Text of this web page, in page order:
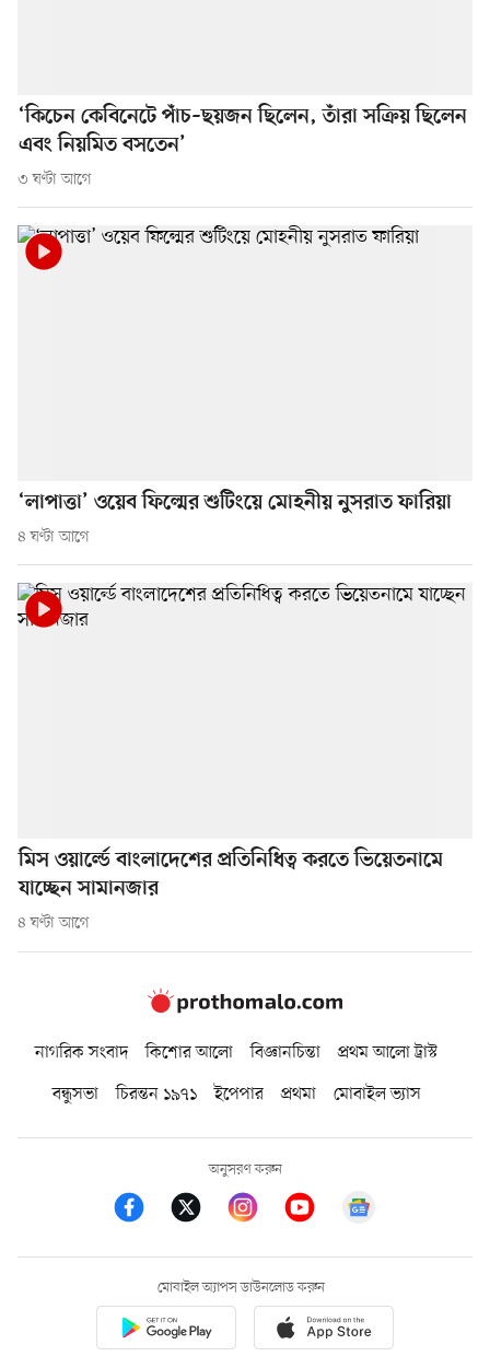
‘কিচেন কেবিনেটে পাঁচ–ছয়জন ছিলেন, তাঁরা সক্রিয় ছিলেন
এবং নিয়মিত বসতেন’
৩ ঘণ্টা আগে
‘লাপাত্তা’ ওয়েব ফিল্মের শুটিংয়ে মোহনীয় নুসরাত ফারিয়া
৪ ঘণ্টা আগে
মিস ওয়ার্ল্ডে বাংলাদেশের প্রতিনিধিত্ব করতে ভিয়েতনামে
যাচ্ছেন সামানজার
৪ ঘণ্টা আগে
নাগরিক সংবাদ কিশোর আলো বিজ্ঞানচিন্তা
প্রথম আলো ট্রাস্ট
বন্ধুসভা
চিরন্তন ১৯৭১ ইপেপার প্রথমা মোবাইল ভ্যাস
অনুসরণ করুন
মোবাইল অ্যাপস ডাউনলোড করুন